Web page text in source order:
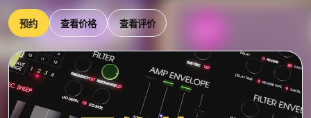
预约 查看价格 查看评价